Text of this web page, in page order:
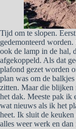
Tijd om te slopen.
gedemonteerd
ook de lamp in de hal,
afgekoppeld. Als dat
plafond gezet worden
plan was om de
zitten. Maar die blijken
het dak. Meeste pak ik
wat nieuws als ik het
heet. Ik sluit de
alles weer werk en dan